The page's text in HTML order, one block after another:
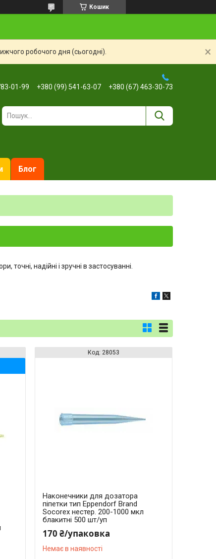
Кошик
робочого дня (сьогодні).
01-99 +380 (99) 541-63-07 +380 (67) 463-30-73
Блог
надійні і зручні в застосуванні.
28053
Наконечники для дозатора
піпетки тип Eppendorf Brand
Socorex нестер. 200-1000 мкл
блакитні 500 шт/уп
170 ₴/упаковка
Немає в наявності